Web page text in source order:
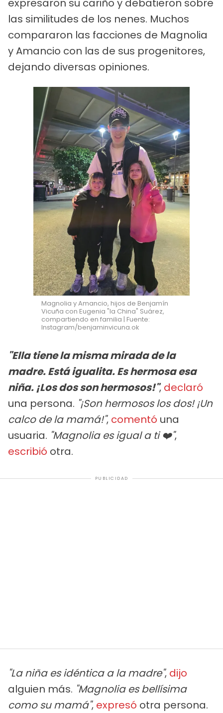
expresaron su cariño y debatieron sobre
las similitudes de los nenes. Muchos
compararon las facciones de Magnolia
y Amancio con las de sus progenitores,
dejando diversas opiniones.
Magnolia y Amancio, hijos de Benjamín
Vicuña con Eugenia "la China" Suárez,
compartiendo en familia | Fuente:
Instagram/benjaminvicuna.ok
"Ella tiene la misma mirada de la
madre. Está igualita. Es hermosa esa
niña. ¡Los dos son hermosos!", declaró
una persona. "¡Son hermosos los dos! ¡Un
calco de la mamá!", comentó una
usuaria. "Magnolia es igual a ti ❤️",
escribió otra.
PUBLICIDAD
"La niña es idéntica a la madre", dijo
alguien más. "Magnolia es bellísima
como su mamá", expresó otra persona.